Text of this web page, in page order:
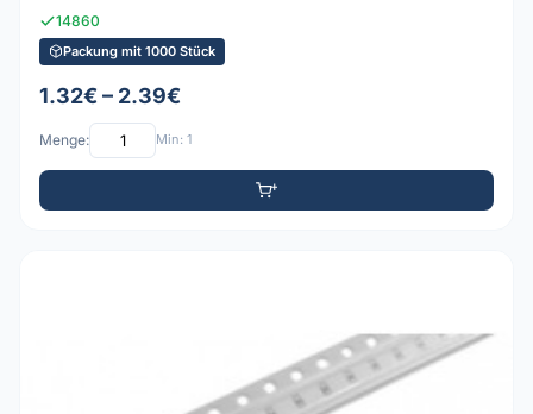
14860
Packung mit 1000 Stück
1.32€ – 2.39€
Menge: Min: 1